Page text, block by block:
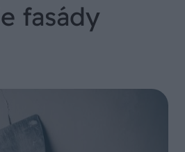
fasády